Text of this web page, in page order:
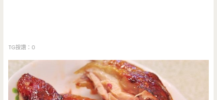
TG按讚：0